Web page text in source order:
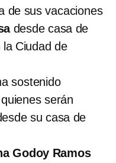
de sus vacaciones
desde casa de
Ciudad de
sostenido
serán
su casa de
Godoy Ramos